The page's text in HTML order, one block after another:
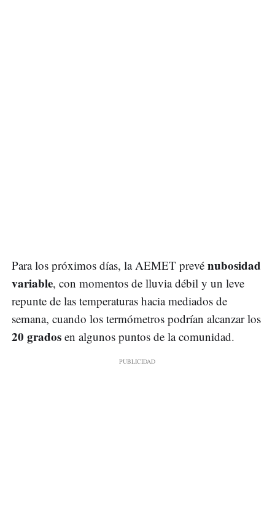
Para los próximos días, la AEMET prevé nubosidad
variable, con momentos de lluvia débil y un leve
repunte de las temperaturas hacia mediados de
semana, cuando los termómetros podrían alcanzar los
20 grados en algunos puntos de la comunidad.